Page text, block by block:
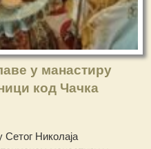
у манастиру
код Чачка
Сетог Николаја